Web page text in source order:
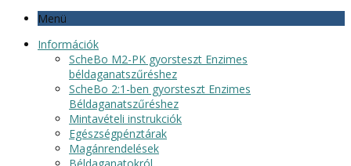
Menü
Információk
ScheBo M2-PK gyorsteszt Enzimes
béldaganatszűréshez
ScheBo 2:1-ben gyorsteszt Enzimes
Béldaganatszűréshez
Mintavételi instrukciók
Egészségpénztárak
Magánrendelések